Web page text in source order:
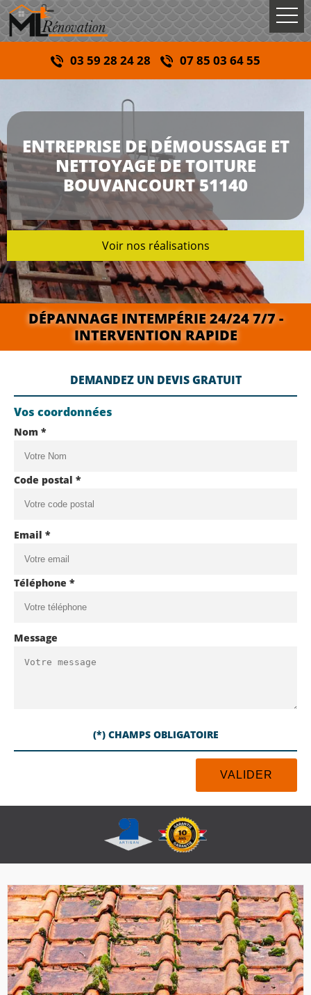
03 59 28 24 28 07 85 03 64 55
ENTREPRISE DE DÉMOUSSAGE ET
NETTOYAGE DE TOITURE
BOUVANCOURT 51140
Voir nos réalisations
DÉPANNAGE INTEMPÉRIE 24/24 7/7 -
INTERVENTION RAPIDE
DEMANDEZ UN DEVIS GRATUIT
Vos coordonnées
Nom *
Code postal *
Email *
Téléphone *
Message
(*) CHAMPS OBLIGATOIRE